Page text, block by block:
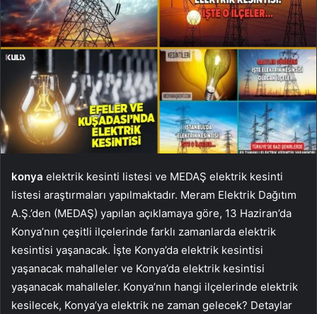
konya elektrik kesinti listesi ve MEDAŞ elektrik kesinti
listesi araştırmaları yapılmaktadır. Meram Elektrik Dağıtım
A.Ş.’den (MEDAŞ) yapılan açıklamaya göre, 13 Haziran’da
Konya’nın çeşitli ilçelerinde farklı zamanlarda elektrik
kesintisi yaşanacak. İşte Konya’da elektrik kesintisi
yaşanacak mahalleler ve Konya’da elektrik kesintisi
yaşanacak mahalleler. Konya’nın hangi ilçelerinde elektrik
kesilecek, Konya’ya elektrik ne zaman gelecek? Detaylar